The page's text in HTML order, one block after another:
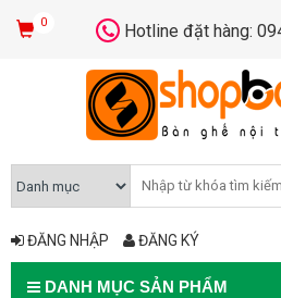
0 Hotline đặt hàng:
ĐĂNG NHẬP ĐĂNG KÝ
DANH MỤC SẢN PHẨM